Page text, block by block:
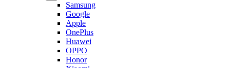
Samsung
Google
Apple
OnePlus
Huawei
OPPO
Honor